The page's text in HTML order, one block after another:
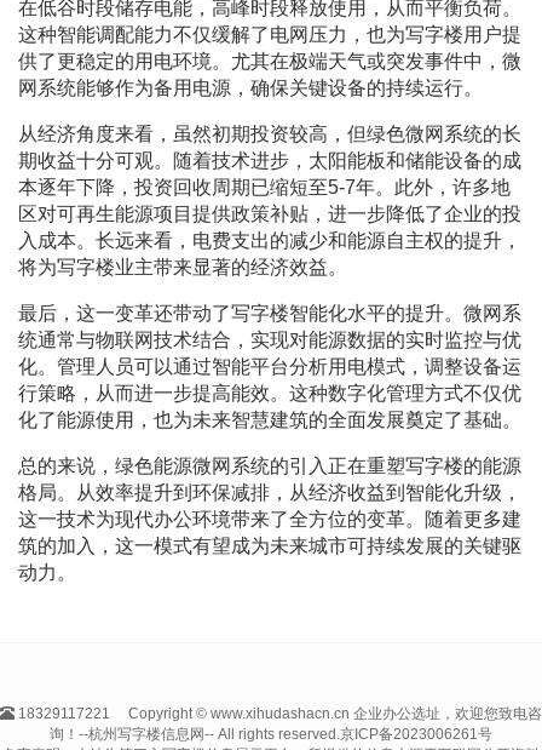
在低谷时段储存电能，高峰时段释放使用，从而平衡负荷。
这种智能调配能力不仅缓解了电网压力，也为写字楼用户提
供了更稳定的用电环境。尤其在极端天气或突发事件中，微
网系统能够作为备用电源，确保关键设备的持续运行。
从经济角度来看，虽然初期投资较高，但绿色微网系统的长
期收益十分可观。随着技术进步，太阳能板和储能设备的成
本逐年下降，投资回收周期已缩短至5-7年。此外，许多地
区对可再生能源项目提供政策补贴，进一步降低了企业的投
入成本。长远来看，电费支出的减少和能源自主权的提升，
将为写字楼业主带来显著的经济效益。
最后，这一变革还带动了写字楼智能化水平的提升。微网系
统通常与物联网技术结合，实现对能源数据的实时监控与优
化。管理人员可以通过智能平台分析用电模式，调整设备运
行策略，从而进一步提高能效。这种数字化管理方式不仅优
化了能源使用，也为未来智慧建筑的全面发展奠定了基础。
总的来说，绿色能源微网系统的引入正在重塑写字楼的能源
格局。从效率提升到环保减排，从经济收益到智能化升级，
这一技术为现代办公环境带来了全方位的变革。随着更多建
筑的加入，这一模式有望成为未来城市可持续发展的关键驱
动力。
18329117221
Copyright © www.xihudashacn.cn 企业办公选址，欢迎您致电咨
询！--杭州写字楼信息网-- All rights reserved.京ICP备2023006261号